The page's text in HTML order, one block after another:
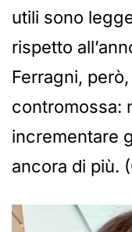
utili sono
rispetto
Ferragni,
contromossa:
incrementare
ancora di più.